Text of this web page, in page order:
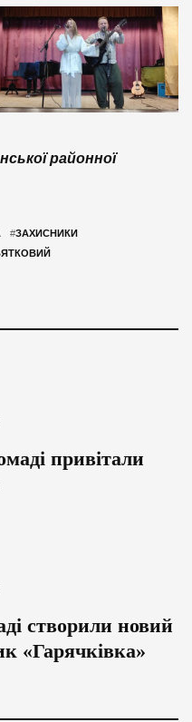
районної
#ЗАХИСНИКИ
привітали
створили новий
«Гарячківка»